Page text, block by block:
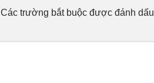
Các trường bắt buộc được đánh dấu